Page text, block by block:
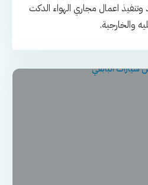
اعمال مجاري الهواء الدكت
والخارجية.